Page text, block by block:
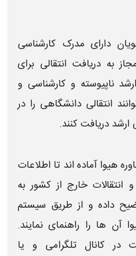
دارای مدرک کارشناسی
به دریافت انتقالی برای
ناپیوسته و کارشناسی و
انتقالی دانشگاهی را در
ارشد دریافت کنند.
هیوا آماده اند تا اطلاعات
انتقالات خارج از کشور به
داده و از طریق سیستم
آن ها را راهنمای نمایند.
کانال تلگرامی و یا